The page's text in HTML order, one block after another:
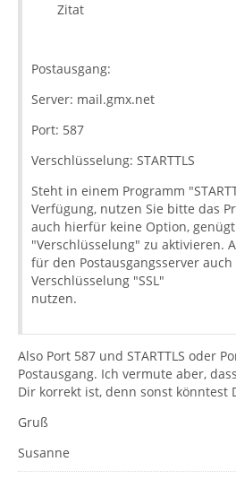
Zitat
Postausgang:
Server: mail.gmx.net
Port: 587
Verschlüsselung: STARTTLS
Steht in einem Programm
Verfügung, nutzen Sie bitte das
auch hierfür keine Option,
"Verschlüsselung" zu aktivieren.
für den Postausgangsserver
Verschlüsselung "SSL"
nutzen.
Also Port 587 und STARTTLS oder
Postausgang. Ich vermute aber,
Dir korrekt ist, denn sonst könntest
Gruß
Susanne